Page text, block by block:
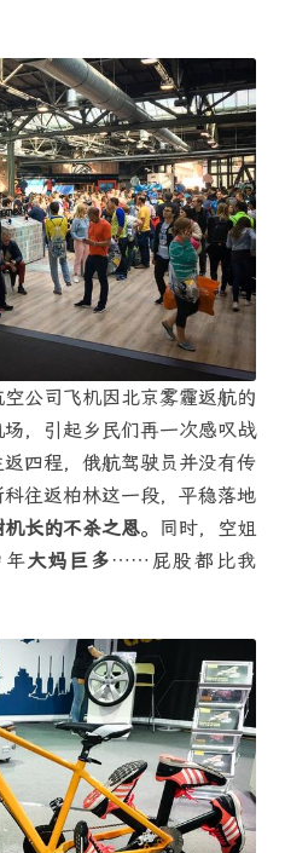
公司飞机因北京雾霾返航的
，引起乡民们再一次感叹战
四程，俄航驾驶员并没有传
往返柏林这一段，平稳落地
机长的不杀之恩。同时，空姐
年大妈巨多……屁股都比我